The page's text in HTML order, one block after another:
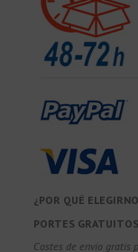
¿POR QUÉ
PORTES GRATUITOS
Costes de envío gratis